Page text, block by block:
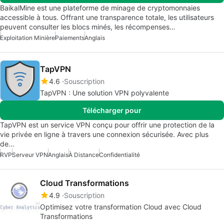
BaikalMine est une plateforme de minage de cryptomonnaies
accessible à tous. Offrant une transparence totale, les utilisateurs
peuvent consulter les blocs minés, les récompenses…
Exploitation MinièrePaiementsAnglais
TapVPN
4.6 Souscription
TapVPN : Une solution VPN polyvalente
Télécharger pour
TapVPN est un service VPN conçu pour offrir une protection de la
vie privée en ligne à travers une connexion sécurisée. Avec plus
de…
RVPServeur VPNAnglaisÀ DistanceConfidentialité
Cloud Transformations
4.9 Souscription
Optimisez votre transformation Cloud avec Cloud
Transformations